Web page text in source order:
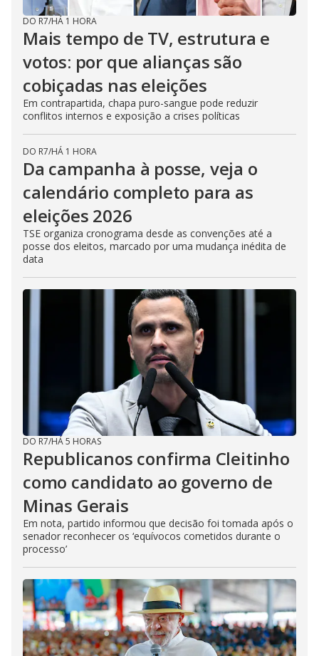
DO R7/HÁ 1 HORA
Mais tempo de TV, estrutura e
votos: por que alianças são
cobiçadas nas eleições
Em contrapartida, chapa puro-sangue pode reduzir
conflitos internos e exposição a crises políticas
DO R7/HÁ 1 HORA
Da campanha à posse, veja o
calendário completo para as
eleições 2026
TSE organiza cronograma desde as convenções até a
posse dos eleitos, marcado por uma mudança inédita de
data
DO R7/HÁ 5 HORAS
Republicanos confirma Cleitinho
como candidato ao governo de
Minas Gerais
Em nota, partido informou que decisão foi tomada após o
senador reconhecer os ‘equívocos cometidos durante o
processo’